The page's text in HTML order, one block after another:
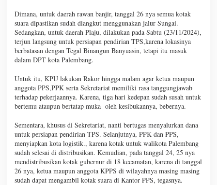
Dimana, untuk daerah rawan banjir, tanggal 26 nya semua kotak
suara dipastikan sudah diangkut menggunakan jalur Sungai.
Sedangkan, untuk daerah Plaju, dilakukan pada Sabtu (23/11/2024),
terjun langsung untuk persiapan pendirian TPS,karena lokasinya
berbatasan dengan Tegal Binangun Banyuasin, tetapi itu masuk
dalam DPT kota Palembang.
Untuk itu, KPU lakukan Rakor hingga malam agar ketua maupun
anggota PPS,PPK serta Sekretariat memiliki rasa tanggungjawab
terhadap pekerjaannya. Karena, tiga hari kedepan sudah susah untuk
bertemu ataupun bertatap muka oleh kesibukannya, bebernya.
Sementara, khusus di Sekretariat, nanti bertugas menyalurkan dana
untuk persiapan pendirian TPS. Selanjutnya, PPK dan PPS,
menyiapkan kota logistik., karena kotak untuk walikota Palembang
sudah selesai di distribusikan. Kemudian, pada tanggal 24, 25 nya
mendistribusikan kotak gubernur di 18 kecamatan, karena di tanggal
26 nya, ketua maupun anggota KPPS di wilayahnya masing masing
sudah dapat mengambil kotak suara di Kantor PPS, tegasnya.